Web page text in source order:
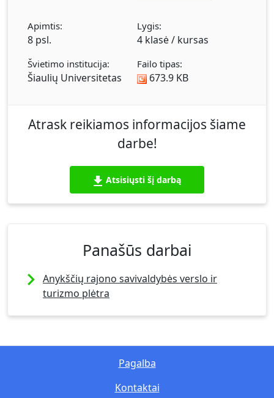
Apimtis:
8 psl.
Lygis:
4 klasė / kursas
Švietimo institucija:
Šiaulių Universitetas
Failo tipas:
673.9 KB
Atrask reikiamos informacijos šiame
darbe!
Atsisiųsti šį darbą
Panašūs darbai
Anykščių rajono savivaldybės verslo ir
turizmo plėtra
Kontaktai
Pagalba